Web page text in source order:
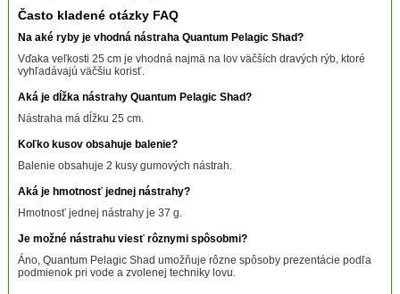
Často kladené otázky FAQ
Na aké ryby je vhodná nástraha Quantum Pelagic Shad?
Vďaka veľkosti 25 cm je vhodná najmä na lov väčších dravých rýb, ktoré
vyhľadávajú väčšiu korisť.
Aká je dĺžka nástrahy Quantum Pelagic Shad?
Nástraha má dĺžku 25 cm.
Koľko kusov obsahuje balenie?
Balenie obsahuje 2 kusy gumových nástrah.
Aká je hmotnosť jednej nástrahy?
Hmotnosť jednej nástrahy je 37 g.
Je možné nástrahu viesť rôznymi spôsobmi?
Áno, Quantum Pelagic Shad umožňuje rôzne spôsoby prezentácie podľa
podmienok pri vode a zvolenej techniky lovu.